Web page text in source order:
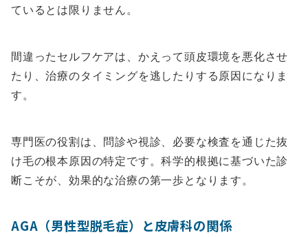
ているとは限りません。
間違ったセルフケアは、かえって頭皮環境を悪化させ
たり、治療のタイミングを逃したりする原因になりま
す。
専門医の役割は、問診や視診、必要な検査を通じた抜
け毛の根本原因の特定です。科学的根拠に基づいた診
断こそが、効果的な治療の第一歩となります。
AGA（男性型脱毛症）と皮膚科の関係